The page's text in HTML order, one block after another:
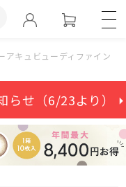
アキュビューディファイン
らせ（6/23より） ⏵